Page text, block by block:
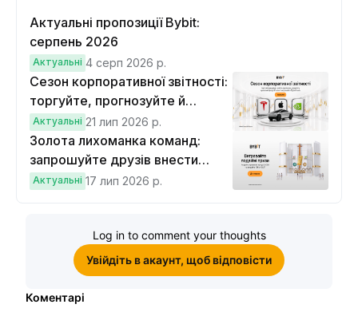
Актуальні пропозиції Bybit:
серпень 2026
Актуальні 4 серп 2026 р.
Сезон корпоративної звітності:
торгуйте, прогнозуйте й
вигравайте Cybertruck
Актуальні 21 лип 2026 р.
Золота лихоманка команд:
запрошуйте друзів внести
депозит на $100 і торгувати на
Актуальні 17 лип 2026 р.
Log in to comment your thoughts
Увійдіть в акаунт, щоб відповісти
Коментарі